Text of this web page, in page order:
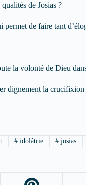
de Josias ?
permet de faire tant
la volonté de Dieu
dignement la crucifixion
# idolâtrie # josias